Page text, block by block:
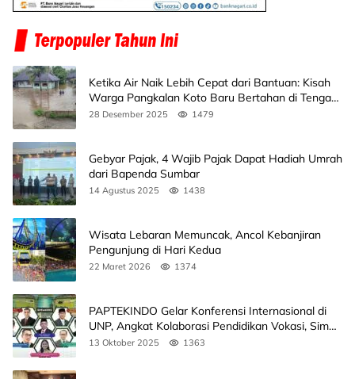
Ketika Air Naik Lebih Cepat dari Bantuan: Kisah
Warga Pangkalan Koto Baru Bertahan di Tengah
Banjir
28 Desember 2025 1479
Gebyar Pajak, 4 Wajib Pajak Dapat Hadiah Umrah
dari Bapenda Sumbar
14 Agustus 2025 1438
Wisata Lebaran Memuncak, Ancol Kebanjiran
Pengunjung di Hari Kedua
22 Maret 2026 1374
PAPTEKINDO Gelar Konferensi Internasional di
UNP, Angkat Kolaborasi Pendidikan Vokasi, Simak
Agendanya
13 Oktober 2025 1363